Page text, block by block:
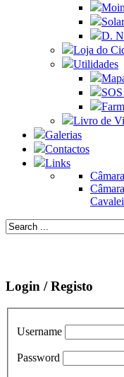
D.
Loja do
Utilidades
Livro de
Galerias
Contactos
Links
Login / Registo
Username
Password